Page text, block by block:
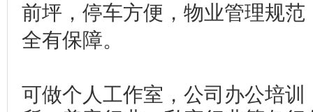
前坪，停车方便，物业管理规
全有保障。
可做个人工作室，公司办公培